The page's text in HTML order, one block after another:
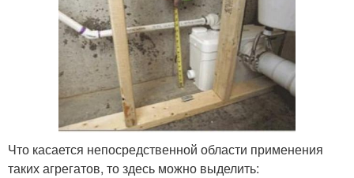
Что касается непосредственной области применения
таких агрегатов, то здесь можно выделить: